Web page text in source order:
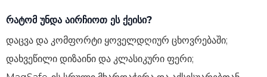
რატომ უნდა აირჩიოთ ეს ქეისი?
დაცვა და კომფორტი ყოველდღიურ ცხოვრებაში;
დახვეწილი დიზაინი და კლასიკური ფერი;